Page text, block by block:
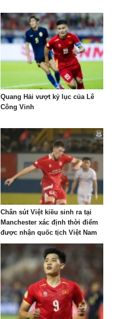
Quang Hải vượt kỷ lục của Lê
Công Vinh
Chân sút Việt kiều sinh ra tại
Manchester xác định thời điểm
được nhận quốc tịch Việt Nam